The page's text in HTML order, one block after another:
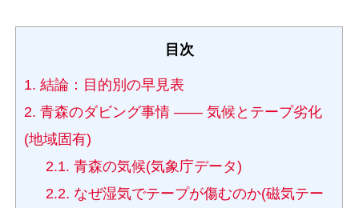
目次
1. 結論：目的別の早見表
2. 青森のダビング事情 ―― 気候とテープ劣化
(地域固有)
2.1. 青森の気候(気象庁データ)
2.2. なぜ湿気でテープが傷むのか(磁気テー